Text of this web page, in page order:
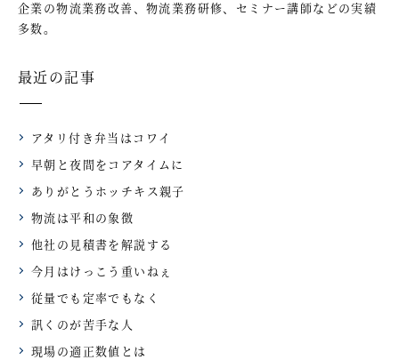
企業の物流業務改善、物流業務研修、セミナー講師などの実績
多数。
最近の記事
アタリ付き弁当はコワイ
早朝と夜間をコアタイムに
ありがとうホッチキス親子
物流は平和の象徴
他社の見積書を解説する
今月はけっこう重いねぇ
従量でも定率でもなく
訊くのが苦手な人
現場の適正数値とは